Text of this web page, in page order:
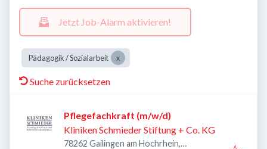
Jetzt Job-Alarm aktivieren!
Pädagogik / Sozialarbeit
Suche zurücksetzen
Pflegefachkraft (m/w/d)
Kliniken Schmieder Stiftung + Co. KG
78262 Gailingen am Hochrhein,